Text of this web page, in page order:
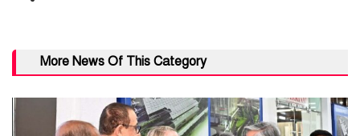
More News Of This Category